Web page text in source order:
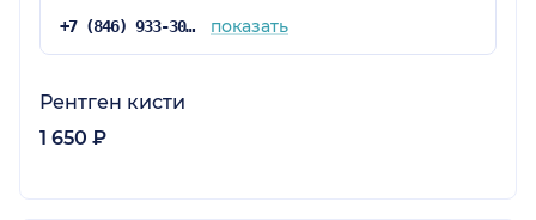
+7 (846) 933-30-30 показать
Рентген кисти
1 650 ₽